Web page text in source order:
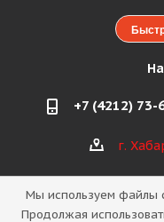
Мы используем файлы
Продолжая
+7 (4212) 73-
г.